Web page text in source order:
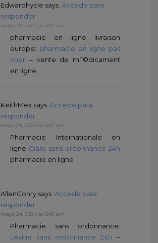
Edwardhycle says :Accede para
responder
mayo 24, 2024 at 5:07 am
pharmacie en ligne livraison
europe: pharmacie en ligne pas
cher – vente de mГ©dicament
en ligne
KeithMex says :Accede para
responder
mayo 24, 2024 at 5:47 am
Pharmacie Internationale en
ligne Cialis sans ordonnance 24h
pharmacie en ligne
AllenGonry says :Accede para
responder
mayo 24, 2024 at 8:45 am
Pharmacie sans ordonnance:
Levitra sans ordonnance 24h –